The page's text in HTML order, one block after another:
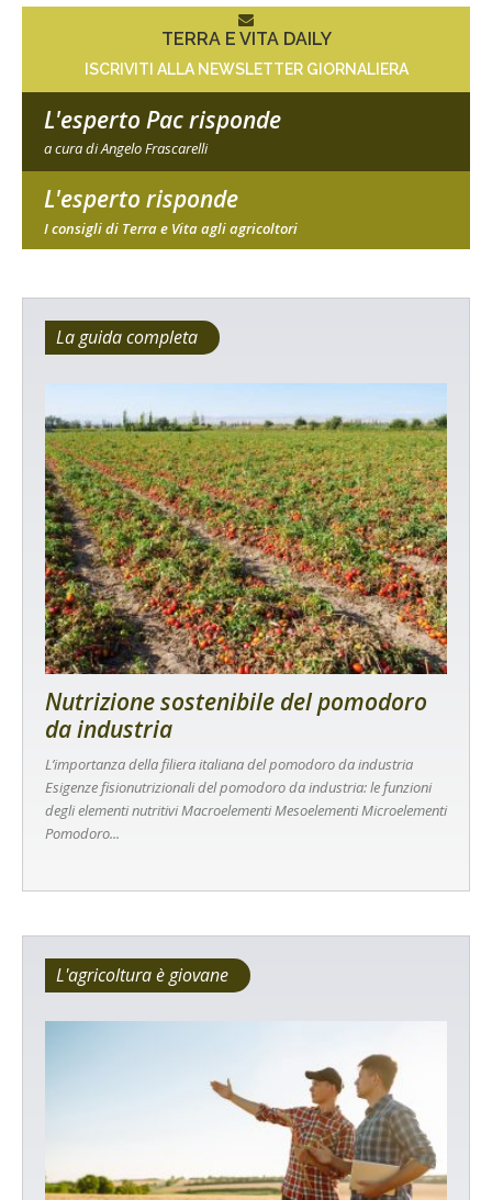
TERRA E VITA DAILY
ISCRIVITI ALLA NEWSLETTER GIORNALIERA
L'esperto Pac risponde
a cura di Angelo Frascarelli
L'esperto risponde
I consigli di Terra e Vita agli agricoltori
La guida completa
Nutrizione sostenibile del pomodoro
da industria
L’importanza della filiera italiana del pomodoro da industria
Esigenze fisionutrizionali del pomodoro da industria: le funzioni
degli elementi nutritivi Macroelementi Mesoelementi Microelementi
Pomodoro...
L'agricoltura è giovane